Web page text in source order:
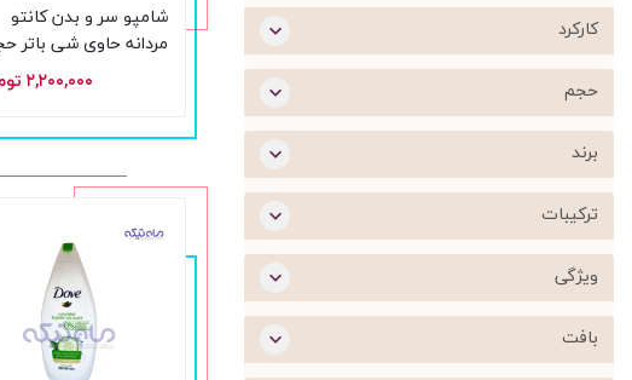
کارکرد
حجم
برند
ترکیبات
ویژگی
بافت
شامپو سر و بدن کانتو
مردانه حاوی شی باتر
۲,۲۰۰,۰۰۰ تومان